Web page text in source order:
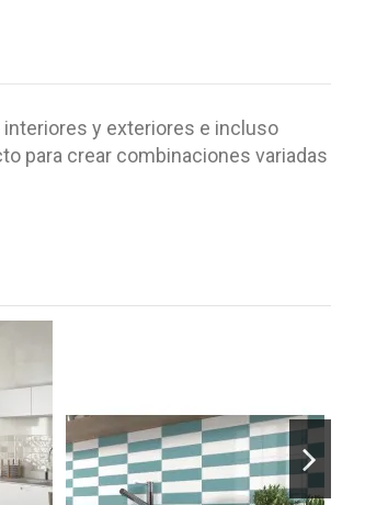
y exteriores e incluso
para crear combinaciones variadas